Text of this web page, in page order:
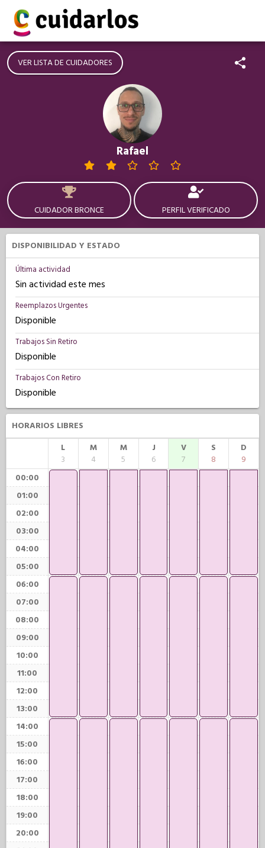
VER LISTA DE CUIDADORES
Rafael
CUIDADOR BRONCE PERFIL VERIFICADO
DISPONIBILIDAD Y ESTADO
Última actividad
Sin actividad este mes
Reemplazos Urgentes
Disponible
Trabajos Sin Retiro
Disponible
Trabajos Con Retiro
Disponible
HORARIOS LIBRES
L
3
M
4
M
5
J
6
V
7
S
8
D
9
00:00
01:00
02:00
03:00
04:00
05:00
06:00
07:00
08:00
09:00
10:00
11:00
12:00
13:00
14:00
15:00
16:00
17:00
18:00
19:00
20:00